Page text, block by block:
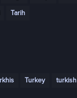
Tarih
Turkey turkish